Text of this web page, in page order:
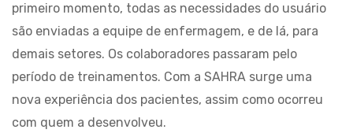
primeiro momento, todas as necessidades do usuário
são enviadas a equipe de enfermagem, e de lá, para
demais setores. Os colaboradores passaram pelo
período de treinamentos. Com a SAHRA surge uma
nova experiência dos pacientes, assim como ocorreu
com quem a desenvolveu.